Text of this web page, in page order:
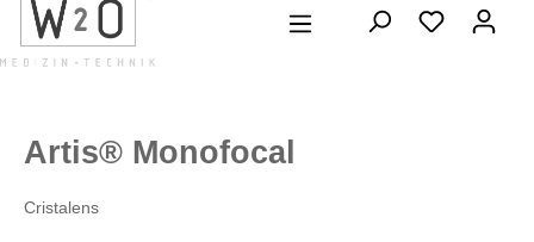
springen
Artis® Monofocal
Cristalens